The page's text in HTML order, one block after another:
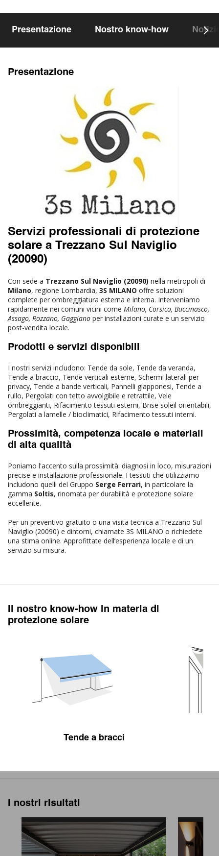
Presentazione Nostro know-how
Presentazione
Servizi professionali di protezione
solare a Trezzano Sul Naviglio
(20090)
Con sede a Trezzano Sul Naviglio (20090) nella metropoli di
Milano, regione Lombardia, 3S MILANO offre soluzioni
complete per ombreggiatura esterna e interna. Interveniamo
rapidamente nei comuni vicini come Milano, Corsico, Buccinasco,
Assago, Rozzano, Gaggiano per installazioni curate e un servizio
post-vendita locale.
Prodotti e servizi disponibili
I nostri servizi includono: Tende da sole, Tende da veranda,
Tende a braccio, Tende verticali esterne, Schermi laterali per
privacy, Tende a bande verticali, Pannelli giapponesi, Tende a
rullo, Pergolati con tetto avvolgibile e retrattile, Vele
ombreggianti, Rifacimento tessuti esterni, Brise soleil orientabili,
Pergolati a lamelle / bioclimatici, Rifacimento tessuti interni.
Prossimità, competenza locale e materiali
di alta qualità
Poniamo l'accento sulla prossimità: diagnosi in loco, misurazioni
precise e installazione professionale. I tessuti che utilizziamo
includono quelli del Gruppo Serge Ferrari, in particolare la
gamma Soltis, rinomata per durabilità e protezione solare
eccellente.
Per un preventivo gratuito o una visita tecnica a Trezzano Sul
Naviglio (20090) e dintorni, chiamate 3S MILANO o richiedete
una stima online. Approfittate dell’esperienza locale e di un
servizio su misura.
Il nostro know-how in materia di
protezione solare
Tende a bracci
I nostri risultati